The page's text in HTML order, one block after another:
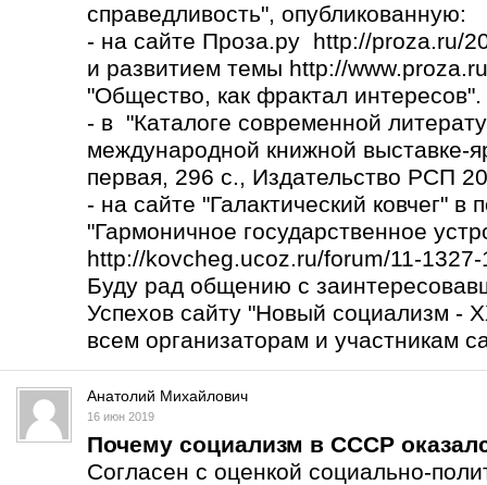
справедливость", опубликованную:
- на сайте Проза.ру http://proza.ru/
и развитием темы http://
"Общество, как фрактал интересов".
- в "Каталоге современной
международной книжной выставке-
первая, 296 с., Издательство РСП
- на сайте "Галактический ковчег" в
"Гармоничное государственное
http://kovcheg.ucoz.ru/forum/11-
Буду рад общению с
Успехов сайту "Новый социализм -
всем организаторам и участникам
Анатолий Михайлович
16 июн 2019
Почему социализм в СССР
Согласен с оценкой социально-